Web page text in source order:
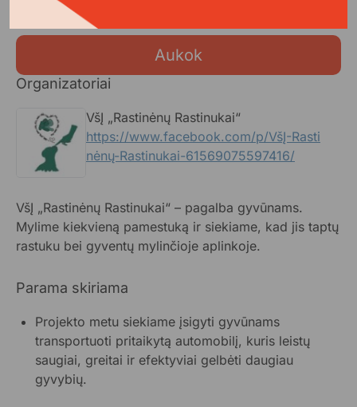
Aukok
Organizatoriai
VšĮ „Rastinėnų Rastinukai“
https://www.facebook.com/p/VšĮ-Rasti
nėnų-Rastinukai-61569075597416/
VšĮ „Rastinėnų Rastinukai“ – pagalba gyvūnams.
Mylime kiekvieną pamestuką ir siekiame, kad jis taptų
rastuku bei gyventų mylinčioje aplinkoje.
Parama skiriama
Projekto metu siekiame įsigyti gyvūnams
transportuoti pritaikytą automobilį, kuris leistų
saugiai, greitai ir efektyviai gelbėti daugiau
gyvybių.